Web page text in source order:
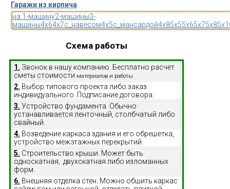
Гаражи из кирпича
на 1-машину2-машины3-
машины4x64x7с_навесом4x5с_мансардой4x85x55x65x75x8
Схема работы
1. Звонок в нашу компанию. Бесплатно расчет
сметы стоимости материалов и работы.
2. Выбор типового проекта либо заказ
индивидуального. Подписание договора.
3. Устройство фундамента. Обычно
устанавливается ленточный, столбчатый либо
свайный.
4. Возведение каркаса здания и его обрешетка,
устройство межэтажных перекрытий.
5. Строительство крыши. Может быть
односкатная, двухскатная либо изломанных
форм.
6. Внешняя отделка стен. Можно обшить каркас